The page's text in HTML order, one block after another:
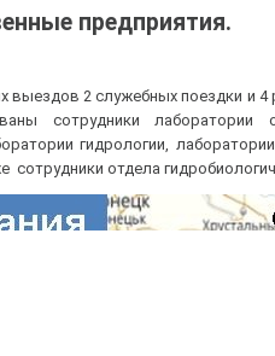
предприятия.
2 служебных поездки и
сотрудники лаборатории
гидрологии,
отдела